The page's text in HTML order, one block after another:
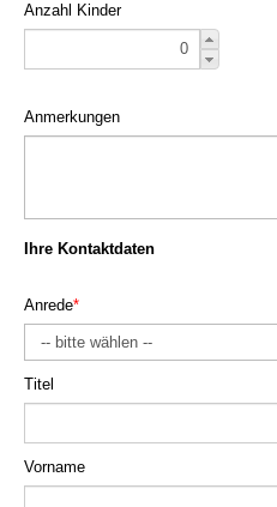
Anzahl Kinder
Anmerkungen
Ihre Kontaktdaten
Anrede*
Titel
Vorname